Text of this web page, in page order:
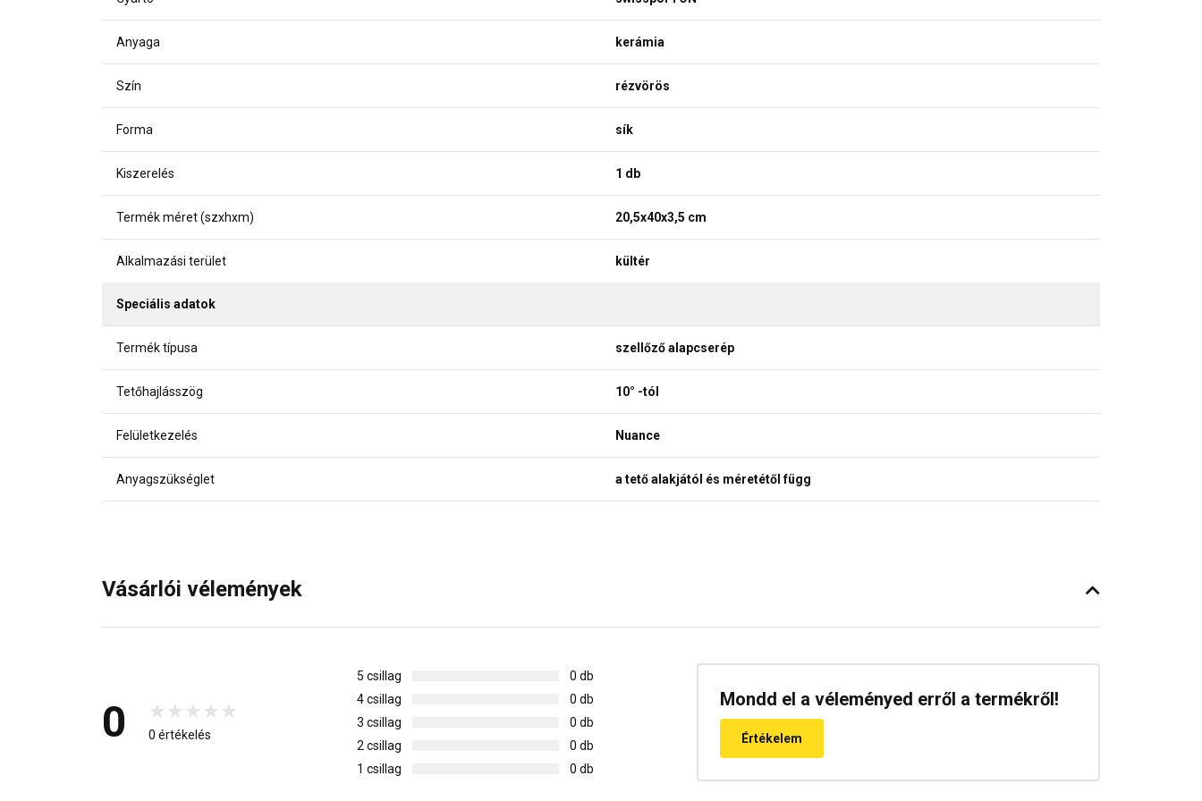
Anyaga kerámia
Szín rézvörös
Forma sík
Kiszerelés 1 db
Termék méret (szxhxm) 20,5x40x3,5 cm
Alkalmazási terület kültér
Speciális adatok
Termék típusa szellőző alapcserép
Tetőhajlásszög 10° -tól
Felületkezelés Nuance
Anyagszükséglet a tető alakjától és méretétől függ
Vásárlói vélemények
0 0 értékelés
5 csillag
0 db
4 csillag
0 db
3 csillag
0 db
2 csillag
0 db
1 csillag
0 db
Mondd el a véleményed erről a termékről!
Értékelem